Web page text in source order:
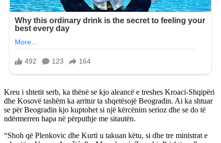
Kreu i shtetit serb, ka thënë se kjo aleancë e treshes Kroaci-Shqipëri
dhe Kosovë tashëm ka arritur ta shqetësojë Beogradin. Ai ka shtuar
se për Beogradin kjo kuptohet si një kërcënim serioz dhe se do të
ndërmerren hapa në përputhje me sitautën.
“Shoh që Plenkovic dhe Kurti u takuan këtu, si dhe tre ministrat e